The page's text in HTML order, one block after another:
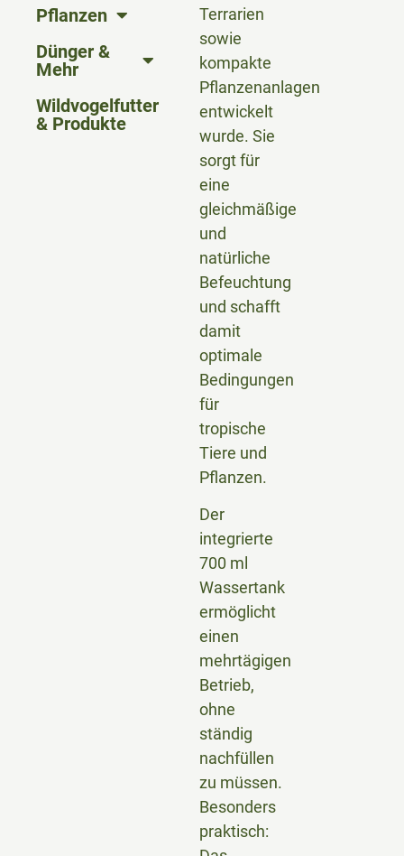
Pflanzen
Dünger &
Mehr
Wildvogelfutter
& Produkte
Terrarien
sowie
kompakte
Pflanzenanlagen
entwickelt
wurde. Sie
sorgt für
eine
gleichmäßige
und
natürliche
Befeuchtung
und schafft
damit
optimale
Bedingungen
für
tropische
Tiere und
Pflanzen.
Der
integrierte
700 ml
Wassertank
ermöglicht
einen
mehrtägigen
Betrieb,
ohne
ständig
nachfüllen
zu müssen.
Besonders
praktisch: